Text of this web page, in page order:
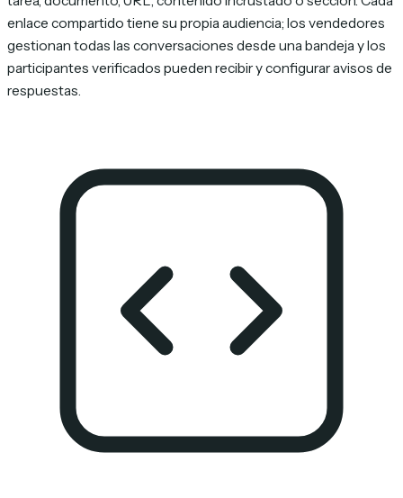
enlace compartido tiene su propia audiencia; los vendedores
gestionan todas las conversaciones desde una bandeja y los
participantes verificados pueden recibir y configurar avisos de
respuestas.